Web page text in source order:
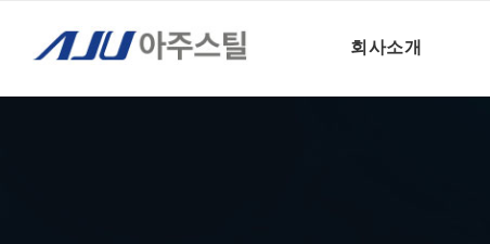
회사소개
투자정보 – 실적보고